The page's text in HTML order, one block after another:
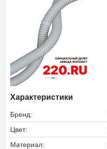
Характеристики
Бренд:
Цвет:
Материал: